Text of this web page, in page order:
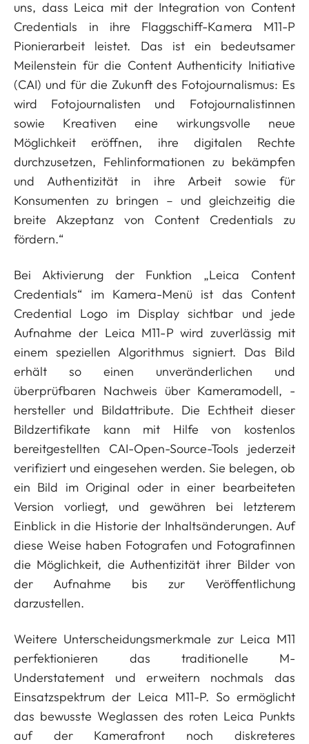
uns, dass Leica mit der Integration von Content
Credentials in ihre Flaggschiff-Kamera M11-P
Pionierarbeit leistet. Das ist ein bedeutsamer
Meilenstein für die Content Authenticity Initiative
(CAI) und für die Zukunft des Fotojournalismus: Es
wird Fotojournalisten und Fotojournalistinnen
sowie Kreativen eine wirkungsvolle neue
Möglichkeit eröffnen, ihre digitalen Rechte
durchzusetzen, Fehlinformationen zu bekämpfen
und Authentizität in ihre Arbeit sowie für
Konsumenten zu bringen – und gleichzeitig die
breite Akzeptanz von Content Credentials zu
fördern.“
Bei Aktivierung der Funktion „Leica Content
Credentials“ im Kamera-Menü ist das Content
Credential Logo im Display sichtbar und jede
Aufnahme der Leica M11-P wird zuverlässig mit
einem speziellen Algorithmus signiert. Das Bild
erhält so einen unveränderlichen und
überprüfbaren Nachweis über Kameramodell, -
hersteller und Bildattribute. Die Echtheit dieser
Bildzertifikate kann mit Hilfe von kostenlos
bereitgestellten CAI-Open-Source-Tools jederzeit
verifiziert und eingesehen werden. Sie belegen, ob
ein Bild im Original oder in einer bearbeiteten
Version vorliegt, und gewähren bei letzterem
Einblick in die Historie der Inhaltsänderungen. Auf
diese Weise haben Fotografen und Fotografinnen
die Möglichkeit, die Authentizität ihrer Bilder von
der Aufnahme bis zur Veröffentlichung
darzustellen.
Weitere Unterscheidungsmerkmale zur Leica M11
perfektionieren das traditionelle M-
Understatement und erweitern nochmals das
Einsatzspektrum der Leica M11-P. So ermöglicht
das bewusste Weglassen des roten Leica Punkts
auf der Kamerafront noch diskreteres